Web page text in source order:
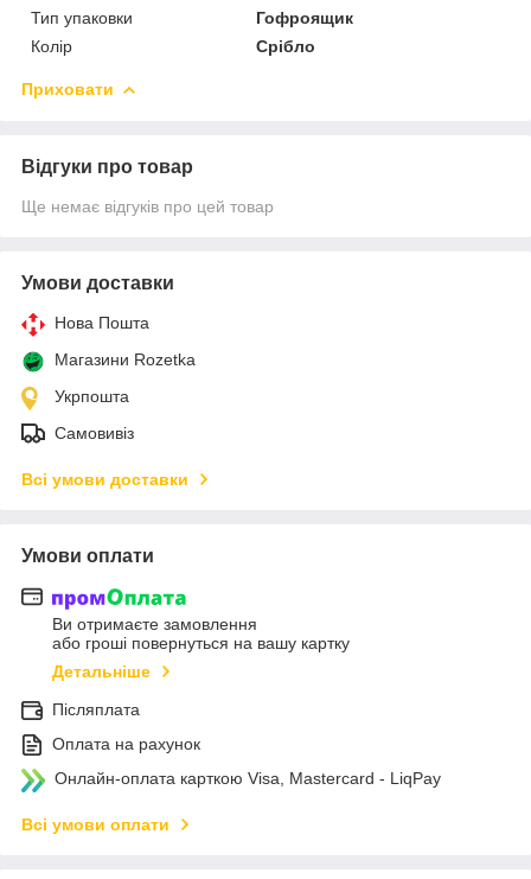
Тип упаковки
Гофроящик
Колір
Срібло
Приховати
Відгуки про товар
Ще немає відгуків про цей товар
Умови доставки
Нова Пошта
Магазини Rozetka
Укрпошта
Самовивіз
Всі умови доставки
Умови оплати
Ви отримаєте замовлення
або гроші повернуться на вашу картку
Детальніше
Післяплата
Оплата на рахунок
Онлайн-оплата карткою Visa, Mastercard - LiqPay
Всі умови оплати